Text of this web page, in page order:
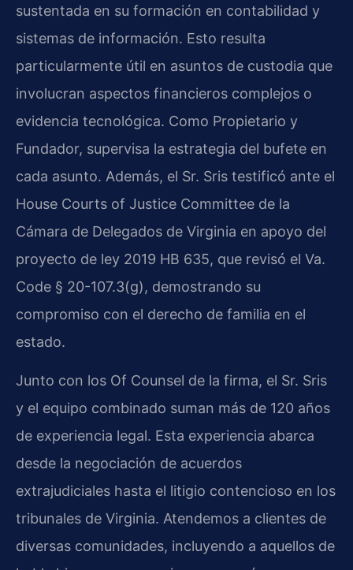
sustentada en su formación en contabilidad y
sistemas de información. Esto resulta
particularmente útil en asuntos de custodia que
involucran aspectos financieros complejos o
evidencia tecnológica. Como Propietario y
Fundador, supervisa la estrategia del bufete en
cada asunto. Además, el Sr. Sris testificó ante el
House Courts of Justice Committee de la
Cámara de Delegados de Virginia en apoyo del
proyecto de ley 2019 HB 635, que revisó el Va.
Code § 20-107.3(g), demostrando su
compromiso con el derecho de familia en el
estado.
Junto con los Of Counsel de la firma, el Sr. Sris
y el equipo combinado suman más de 120 años
de experiencia legal. Esta experiencia abarca
desde la negociación de acuerdos
extrajudiciales hasta el litigio contencioso en los
tribunales de Virginia. Atendemos a clientes de
diversas comunidades, incluyendo a aquellos de